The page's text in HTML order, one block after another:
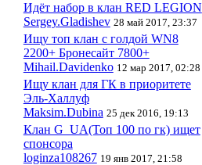
Идёт набор в клан RED LEGION
Sergey.Gladishev 28 май 2017, 23:37
Ищу топ клан с голдой WN8
2200+ Бронесайт 7800+
Mihail.Davidenko 12 мар 2017, 02:28
Ищу клан для ГК в приоритете
Эль-Халлуф
Maksim.Dubina 25 дек 2016, 19:13
Клан G_UA(Топ 100 по гк) ищет
спонсора
loginza108267 19 янв 2017, 21:58